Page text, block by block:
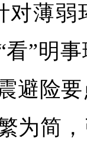
对薄
”明
避险
为简